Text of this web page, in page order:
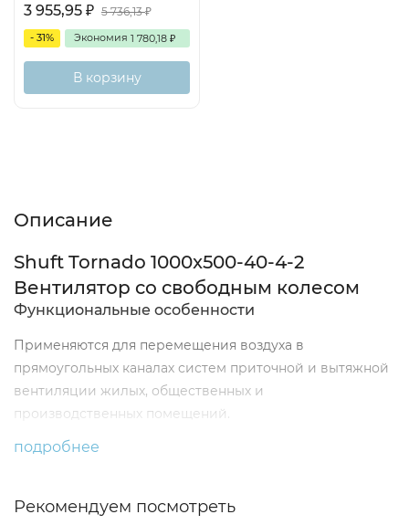
3 955,95 ₽ 5 736,13₽
- 31% Экономия 1 780,18 ₽
В корзину
Описание
Shuft Tornado 1000x500-40-4-2
Вентилятор cо свободным колесом
Функциональные особенности
Применяются для перемещения воздуха в
прямоугольных каналах систем приточной и вытяжной
вентиляции жилых, общественных и
производственных помещений.
Преимущества:
колесом
подробнее
Рекомендуем посмотреть